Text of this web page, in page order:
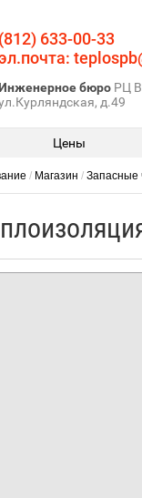
(812) 633-00-33
бюро РЦ
д.49
Цены
/ Магазин / Запасные